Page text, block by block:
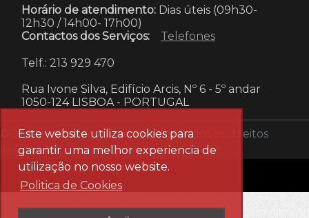
Este website utiliza cookies para
garantir uma melhor experiencia de
utilização no nosso website.
Politica de Cookies
Horário de atendimento: Dias úteis (09h30-
12h30 / 14h00- 17h00)
Contactos dos Serviços:
Telefones
Telf.: 213 929 470
Rua Ivone Silva, Edifício Arcis, Nº 6 - 5º andar
1050-124 LISBOA - PORTUGAL
©Ordem dos Economistas 2025. Todos os direitos
reservados.